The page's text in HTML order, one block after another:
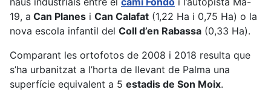
19, a Can Planes i Can Calafat (1,22 Ha i 0,75 Ha) o la
nova escola infantil del Coll d’en Rabassa (0,33 Ha).
Comparant les ortofotos de 2008 i 2018 resulta que
s’ha urbanitzat a l’horta de llevant de Palma una
superfície equivalent a 5 estadis de Son Moix.